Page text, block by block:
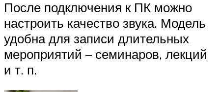
После подключения к ПК можно
настроить качество звука. Модель
удобна для записи длительных
мероприятий – семинаров, лекций
и т. п.